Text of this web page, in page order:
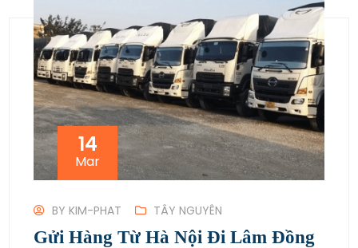
14
Mar
BYKIM-PHAT TÂY NGUYÊN
Gửi Hàng Từ Hà Nội Đi Lâm Đồng